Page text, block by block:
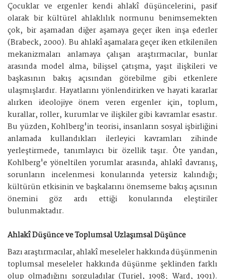
Çocuklar ve ergenler kendi ahlakî düşüncelerini, pasif
olarak bir kültürel ahlaklılık normunu benimsemekten
çok, bir aşamadan diğer aşamaya geçer iken inşa ederler
(Brabeck, 2000). Bu ahlakî aşamalara geçer iken etkilenilen
mekanizmaları anlamaya çalışan araştırmacılar, bunlar
arasında model alma, bilişsel çatışma, yaşıt ilişkileri ve
başkasının bakış açısından görebilme gibi etkenlere
ulaşmışlardır. Hayatlarını yönlendirirken ve hayati kararlar
alırken ideolojiye önem veren ergenler için, toplum,
kurallar, roller, kurumlar ve ilişkiler gibi kavramlar esastır.
Bu yüzden, Kohlberg'in teorisi, insanların sosyal işbirliğini
anlamada kullandıkları ilerleyici kavramları zihinde
yerleştirmede, tanımlayıcı bir özellik taşır. Öte yandan,
Kohlberg'e yöneltilen yorumlar arasında, ahlakî davranış,
sorunların incelenmesi konularında yetersiz kalındığı;
kültürün etkisinin ve başkalarını önemseme bakış açısının
önemini göz ardı ettiği konularında eleştiriler
bulunmaktadır.
Ahlakî Düşünce ve Toplumsal Uzlaşımsal Düşünce
Bazı araştırmacılar, ahlakî meseleler hakkında düşünmenin
toplumsal meseleler hakkında düşünme şeklinden farklı
olup olmadığını sorguladılar (Turiel, 1998; Ward, 1991).